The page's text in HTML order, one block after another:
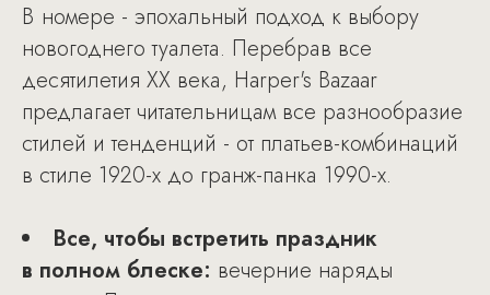
В номере - эпохальный подход к выбору
новогоднего туалета. Перебрав все
десятилетия ХХ века, Harper's Bazaar
предлагает читательницам все разнообразие
стилей и тенденций - от платьев-комбинаций
в стиле 1920-х до гранж-панка 1990-х.
Все, чтобы встретить праздник
в полном блеске: вечерние наряды